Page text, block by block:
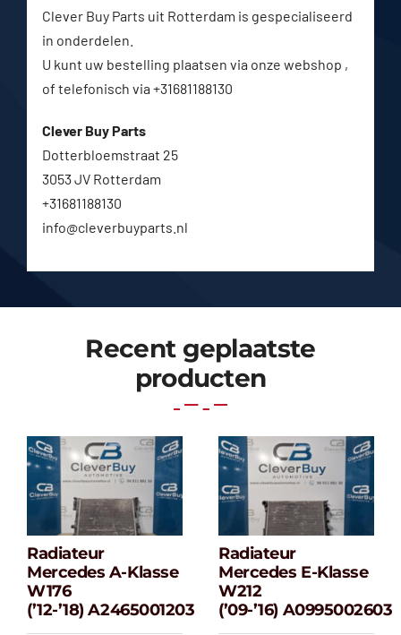
Clever Buy Parts uit Rotterdam is gespecialiseerd
in onderdelen.
U kunt uw bestelling plaatsen via onze webshop ,
of telefonisch via +31681188130
Clever Buy Parts
Dotterbloemstraat 25
3053 JV Rotterdam
+31681188130
info@cleverbuyparts.nl
Recent geplaatste
producten
Radiateur
Mercedes A-
klasse W176
(’12-’18) A2465001203
Radiateur
Mercedes A-Klasse
W176
(’12-’18) A2465001203
Radiateur
Mercedes E-
klasse W212
(’09-’16)
Radiateur
Mercedes E-Klasse
W212
(’09-’16) A0995002603